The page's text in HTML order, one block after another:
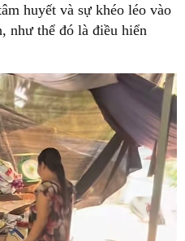
huyết và sự khéo léo vào
như thể đó là điều hiển